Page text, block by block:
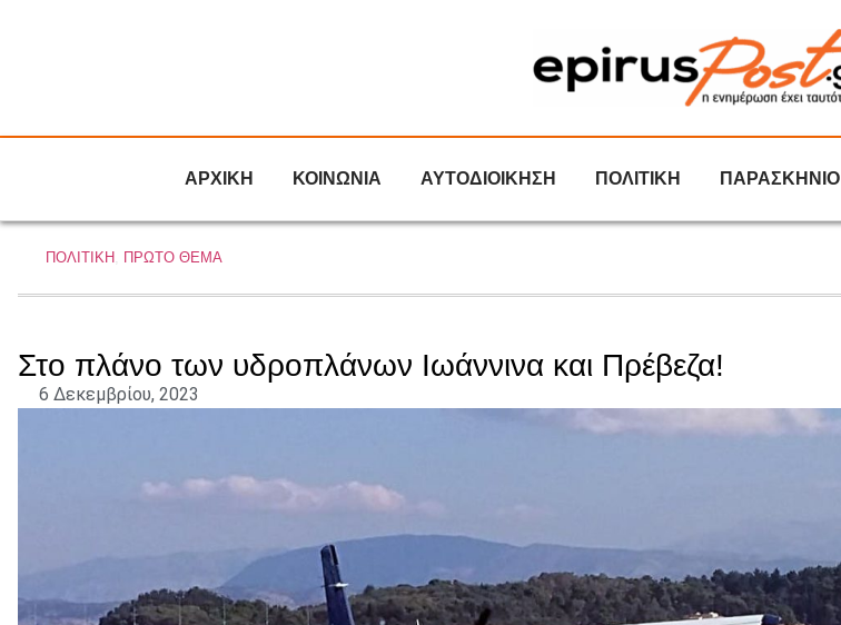
ΑΡΧΙΚΗ ΚΟΙΝΩΝΙΑ ΑΥΤΟΔΙΟΙΚΗΣΗ ΠΟΛΙΤΙΚΗ ΠΑΡΑΣΚΗΝΙΟ
ΠΟΛΙΤΙΚΗ , ΠΡΩΤΟ ΘΕΜΑ
Στο πλάνο των υδροπλάνων Ιωάννινα και Πρέβεζα!
6 Δεκεμβρίου, 2023